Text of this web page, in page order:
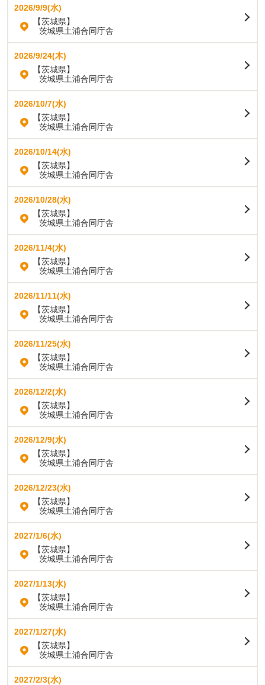
2026/9/9(水)
【茨城県】
茨城県土浦合同庁舎
2026/9/24(木)
【茨城県】
茨城県土浦合同庁舎
2026/10/7(水)
【茨城県】
茨城県土浦合同庁舎
2026/10/14(水)
【茨城県】
茨城県土浦合同庁舎
2026/10/28(水)
【茨城県】
茨城県土浦合同庁舎
2026/11/4(水)
【茨城県】
茨城県土浦合同庁舎
2026/11/11(水)
【茨城県】
茨城県土浦合同庁舎
2026/11/25(水)
【茨城県】
茨城県土浦合同庁舎
2026/12/2(水)
【茨城県】
茨城県土浦合同庁舎
2026/12/9(水)
【茨城県】
茨城県土浦合同庁舎
2026/12/23(水)
【茨城県】
茨城県土浦合同庁舎
2027/1/6(水)
【茨城県】
茨城県土浦合同庁舎
2027/1/13(水)
【茨城県】
茨城県土浦合同庁舎
2027/1/27(水)
【茨城県】
茨城県土浦合同庁舎
2027/2/3(水)